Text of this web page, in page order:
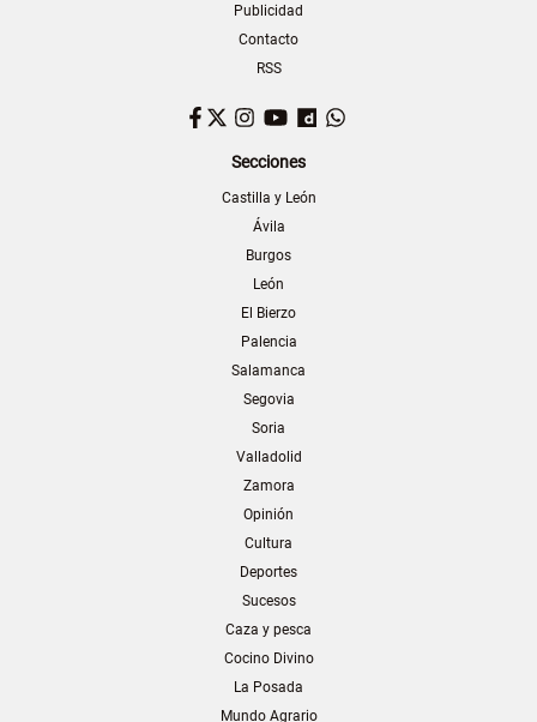
Publicidad
Contacto
RSS
Facebook
TwitterInstagram
YouTubeDailymotion
Secciones
Castilla y León
Ávila
Burgos
León
El Bierzo
Palencia
Salamanca
Segovia
Soria
Valladolid
Zamora
Opinión
Cultura
Deportes
Sucesos
Caza y pesca
Cocino Divino
La Posada
Mundo Agrario